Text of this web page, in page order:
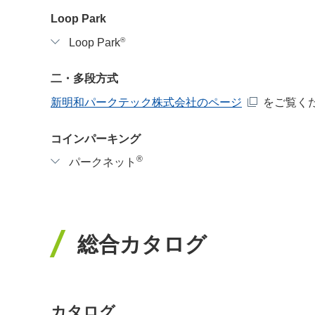
Loop Park
Loop Park®
二・多段方式
新明和パークテック株式会社のページ
をご覧く
コインパーキング
パークネット ®
総合カタログ